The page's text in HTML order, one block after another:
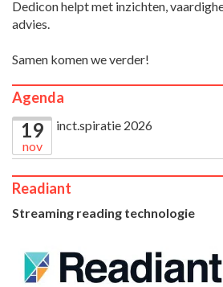
Dedicon helpt met inzichten,
advies.
Samen komen we verder!
Agenda
19
nov
inct.spiratie 2026
Readiant
Streaming reading technologie